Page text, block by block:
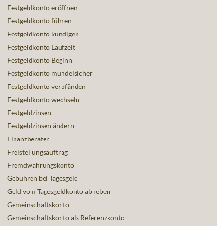
Festgeldkonto eröffnen
Festgeldkonto führen
Festgeldkonto kündigen
Festgeldkonto Laufzeit
Festgeldkonto Beginn
Festgeldkonto mündelsicher
Festgeldkonto verpfänden
Festgeldkonto wechseln
Festgeldzinsen
Festgeldzinsen ändern
Finanzberater
Freistellungsauftrag
Fremdwährungskonto
Gebühren bei Tagesgeld
Geld vom Tagesgeldkonto abheben
Gemeinschaftskonto
Gemeinschaftskonto als Referenzkonto